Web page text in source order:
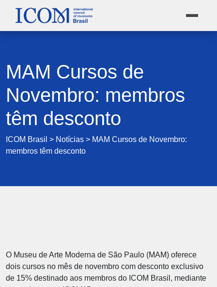
MAM Cursos de
Novembro: membros
têm desconto
ICOM Brasil > Notícias > MAM Cursos de Novembro:
membros têm desconto
O Museu de Arte Moderna de São Paulo (MAM) oferece
dois cursos no mês de novembro com desconto exclusivo
de 15% destinado aos membros do ICOM Brasil, mediante